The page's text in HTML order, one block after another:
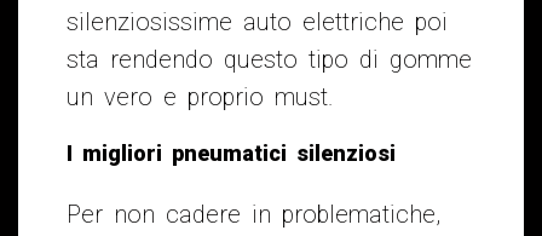
silenziosissime auto elettriche poi
sta rendendo questo tipo di gomme
un vero e proprio must.
I migliori pneumatici silenziosi
Per non cadere in problematiche,